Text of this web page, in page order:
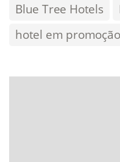
Blue Tree Hotels
hotel em promoção